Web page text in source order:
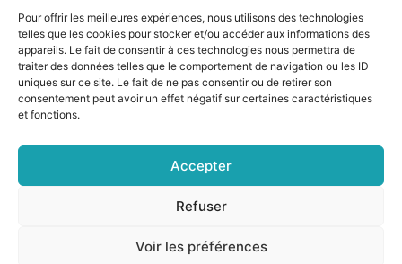
Pour offrir les meilleures expériences, nous utilisons des technologies
telles que les cookies pour stocker et/ou accéder aux informations des
appareils. Le fait de consentir à ces technologies nous permettra de
traiter des données telles que le comportement de navigation ou les ID
uniques sur ce site. Le fait de ne pas consentir ou de retirer son
consentement peut avoir un effet négatif sur certaines caractéristiques
et fonctions.
Accepter
Refuser
Voir les préférences
Aide
Nous contacter
Nous trouver
Préparer sa formation
Sessions garanties
Qualité & certification